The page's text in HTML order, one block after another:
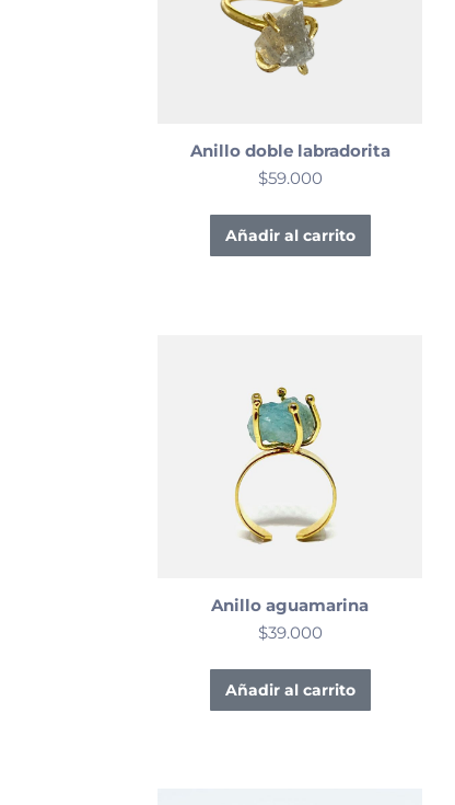
Anillo doble labradorita
$59.000
Añadir al carrito
Anillo aguamarina
$39.000
Añadir al carrito